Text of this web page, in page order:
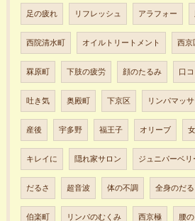
足の疲れ リフレッシュ アラフォー
西院清水町 オイルトリートメント 西京
罧原町 下肢の疲労 顔のたるみ 口コ
吐き気 奥殿町 下京区 リンパマッ
産後 宇多野 福王子 オリーブ
キレイに 隠れ家サロン ジュニパーベリ
だるさ 超音波 体の不調 全身のだる
伯楽町 リンパのむくみ 西京極 腰